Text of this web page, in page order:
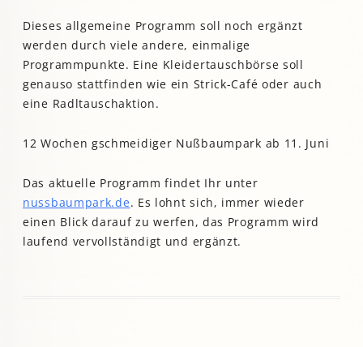
Dieses allgemeine Programm soll noch ergänzt
werden durch viele andere, einmalige
Programmpunkte. Eine Kleidertauschbörse soll
genauso stattfinden wie ein Strick-Café oder auch
eine Radltauschaktion.
12 Wochen gschmeidiger Nußbaumpark ab 11. Juni
Das aktuelle Programm findet Ihr unter
nussbaumpark.de. Es lohnt sich, immer wieder
einen Blick darauf zu werfen, das Programm wird
laufend vervollständigt und ergänzt.